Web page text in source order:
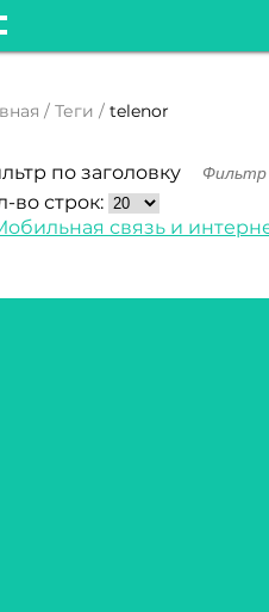
Теги telenor
по заголовку
во строк:
связь и